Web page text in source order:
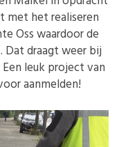
met het realiseren
Oss waardoor de
draagt weer bij
leuk project van
aanmelden!